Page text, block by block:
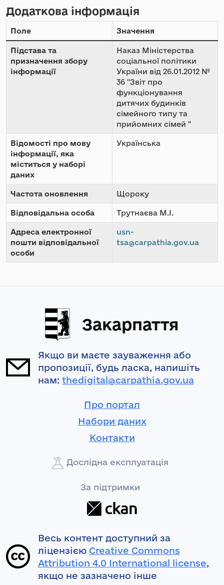
Додаткова інформація
Поле Значення
Підстава та
призначення збору
інформації
Наказ Міністерства
соціальної політики
України від 26.01.2012 №
36 "Звіт про
функціонування
дитячих будинків
сімейного типу та
прийомних сімей "
Відомості про мову
інформації, яка
міститься у наборі
даних
Українська
Частота оновлення Щороку
Відповідальна особа Трутнаєва М.І.
Адреса електронної
пошти відповідальної
особи
usn-
tsa@carpathia.gov.ua
Закарпаття
Якщо ви маєте зауваження або
пропозиції, будь ласка, напишіть
нам: thedigital@carpathia.gov.ua
Про портал
Набори даних
Контакти
Дослідна експлуатація
За підтримки
Весь контент доступний за
ліцензією Creative Commons
Attribution 4.0 International license,
якщо не зазначено інше